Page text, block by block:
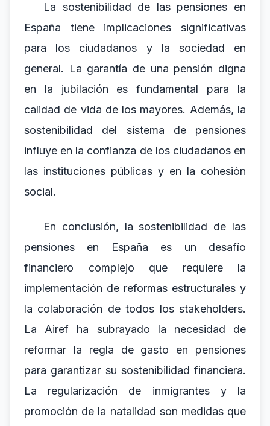
La sostenibilidad de las pensiones en
España tiene implicaciones significativas
para los ciudadanos y la sociedad en
general. La garantía de una pensión digna
en la jubilación es fundamental para la
calidad de vida de los mayores. Además, la
sostenibilidad del sistema de pensiones
influye en la confianza de los ciudadanos en
las instituciones públicas y en la cohesión
social.
En conclusión, la sostenibilidad de las
pensiones en España es un desafío
financiero complejo que requiere la
implementación de reformas estructurales y
la colaboración de todos los stakeholders.
La Airef ha subrayado la necesidad de
reformar la regla de gasto en pensiones
para garantizar su sostenibilidad financiera.
La regularización de inmigrantes y la
promoción de la natalidad son medidas que